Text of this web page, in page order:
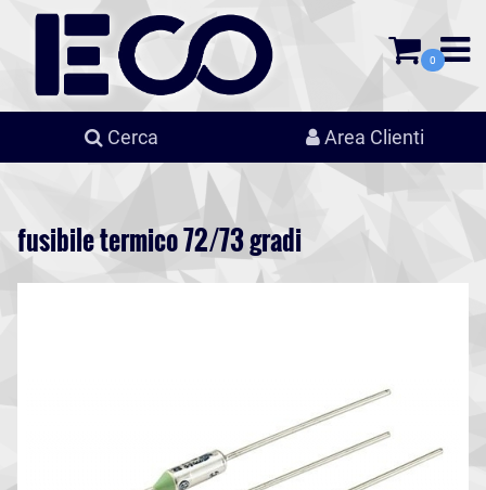
0
Cerca Area Clienti
fusibile termico 72/73 gradi